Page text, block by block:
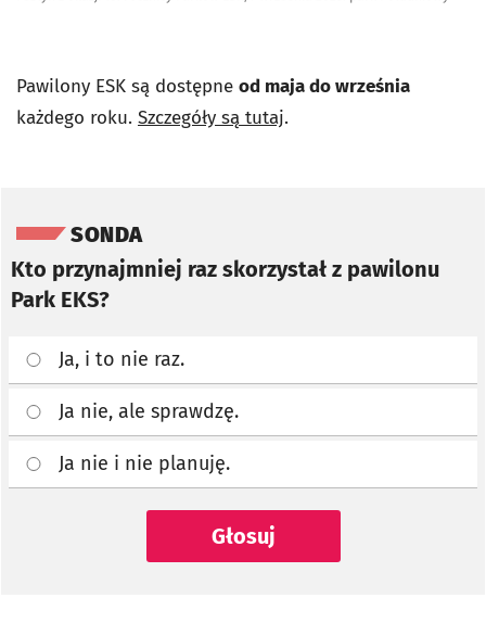
Pawilony ESK są dostępne od maja do września
każdego roku. Szczegóły są tutaj.
SONDA
Kto przynajmniej raz skorzystał z pawilonu
Park EKS?
Ja, i to nie raz.
Ja nie, ale sprawdzę.
Ja nie i nie planuję.
Głosuj